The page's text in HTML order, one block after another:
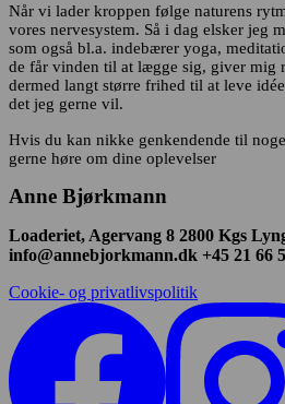
Når vi lader kroppen følge naturens
vores nervesystem. Så i dag elsker jeg
som også bl.a. indebærer yoga,
de får vinden til at lægge sig, giver mig
dermed langt større frihed til at leve
det jeg gerne vil.
Hvis du kan nikke genkendende til
gerne høre om dine oplevelser
Anne Bjørkmann
Loaderiet, Agervang 8 2800 Kgs
info@annebjorkmann.dk +45 21 66
Cookie- og privatlivspolitik